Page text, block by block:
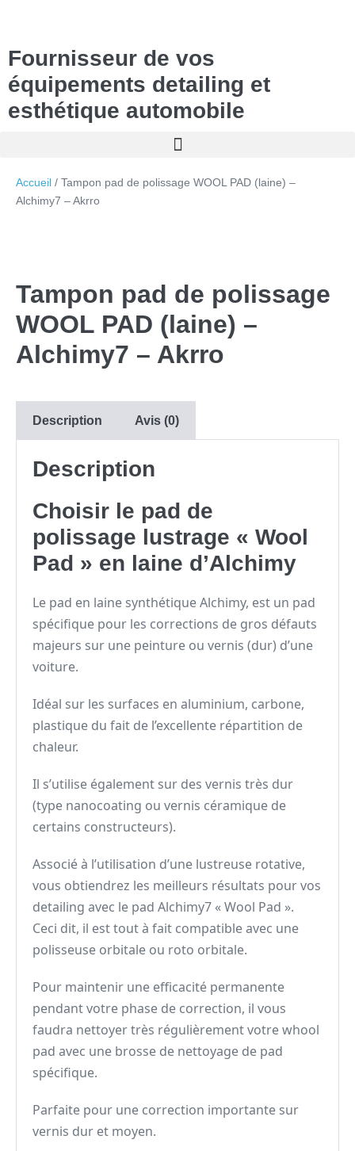
Fournisseur de vos
équipements detailing et
esthétique automobile
Accueil / Tampon pad de polissage WOOL PAD (laine) –
Alchimy7 – Akrro
Tampon pad de polissage
WOOL PAD (laine) –
Alchimy7 – Akrro
Description Avis (0)
Description
Choisir le pad de
polissage lustrage « Wool
Pad » en laine d’Alchimy
Le pad en laine synthétique Alchimy, est un pad
spécifique pour les corrections de gros défauts
majeurs sur une peinture ou vernis (dur) d’une
voiture.
Idéal sur les surfaces en aluminium, carbone,
plastique du fait de l’excellente répartition de
chaleur.
Il s’utilise également sur des vernis très dur
(type nanocoating ou vernis céramique de
certains constructeurs).
Associé à l’utilisation d’une lustreuse rotative,
vous obtiendrez les meilleurs résultats pour vos
detailing avec le pad Alchimy7 « Wool Pad ».
Ceci dit, il est tout à fait compatible avec une
polisseuse orbitale ou roto orbitale.
Pour maintenir une efficacité permanente
pendant votre phase de correction, il vous
faudra nettoyer très régulièrement votre whool
pad avec une brosse de nettoyage de pad
spécifique.
Parfaite pour une correction importante sur
vernis dur et moyen.